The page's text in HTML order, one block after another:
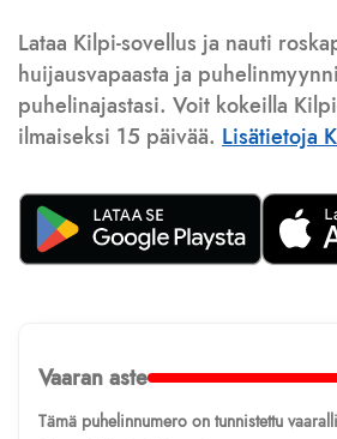
Lataa Kilpi-sovellus ja nauti
huijausvapaasta ja
puhelinajastasi. Voit kokeilla
ilmaiseksi 15 päivää. Lisätietoja
Vaaran aste
Tämä puhelinnumero on tunnistettu